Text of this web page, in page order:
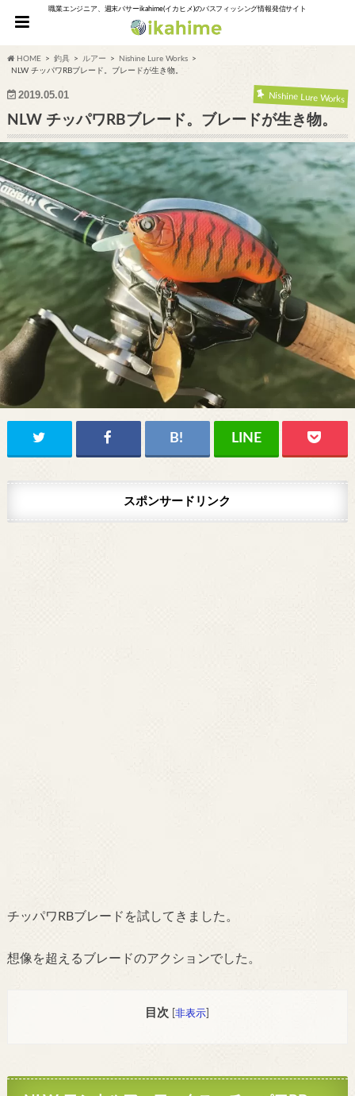
職業エンジニア、週末バサーikahime(イカヒメ)のバスフィッシング情報発信サイト
HOME 釣具 ルアー
Nishine Lure Works
NLW チッパワRBブレード。ブレードが生き物。
2019.05.01 Nishine Lure Works
NLW チッパワRBブレード。ブレードが生き物。
スポンサードリンク
チッパワRBブレードを試してきました。
想像を超えるブレードのアクションでした。
目次 [非表示